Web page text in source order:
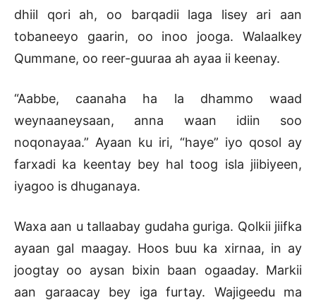
dhiil qori ah, oo barqadii laga lisey ari aan
tobaneeyo gaarin, oo inoo jooga. Walaalkey
Qummane, oo reer-guuraa ah ayaa ii keenay.
“Aabbe, caanaha ha la dhammo waad
weynaaneysaan, anna waan idiin soo
noqonayaa.” Ayaan ku iri, “haye” iyo qosol ay
farxadi ka keentay bey hal toog isla jiibiyeen,
iyagoo is dhuganaya.
Waxa aan u tallaabay gudaha guriga. Qolkii jiifka
ayaan gal maagay. Hoos buu ka xirnaa, in ay
joogtay oo aysan bixin baan ogaaday. Markii
aan garaacay bey iga furtay. Wajigeedu ma